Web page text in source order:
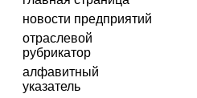
новости предприятий
отраслевой
рубрикатор
алфавитный
указатель